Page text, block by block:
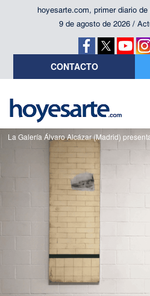
hoyesarte.com, primer diario
9 de agosto de 2026 /
CONTACTO
La Galería Álvaro Alcázar (Madrid)